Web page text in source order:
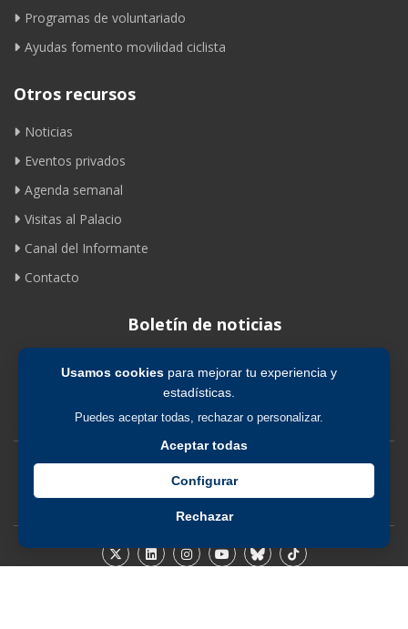
Usamos cookiespara mejorar tu experiencia y
estadísticas.
Puedes aceptar todas, rechazar o personalizar.
Aceptar todas
Configurar
Rechazar
Programas de voluntariado
Ayudas fomento movilidad ciclista
Otros recursos
Noticias
Eventos privados
Agenda semanal
Visitas al Palacio
Canal del Informante
Contacto
Boletín de noticias
Suscribirse
Avíso legal | Política de privacidad | Política de cookies